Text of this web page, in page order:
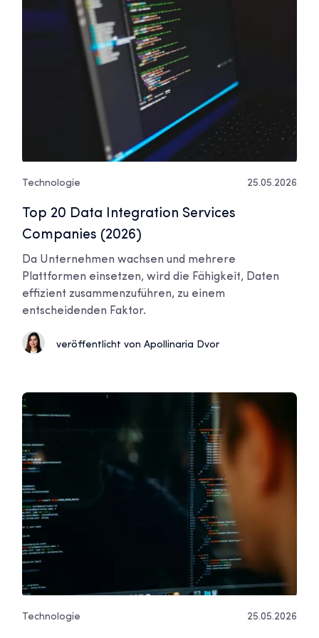
Technologie 25.05.2026
Top 20 Data Integration Services
Companies (2026)
Da Unternehmen wachsen und mehrere
Plattformen einsetzen, wird die Fähigkeit, Daten
effizient zusammenzuführen, zu einem
entscheidenden Faktor.
veröffentlicht von Apollinaria Dvor
Technologie 25.05.2026